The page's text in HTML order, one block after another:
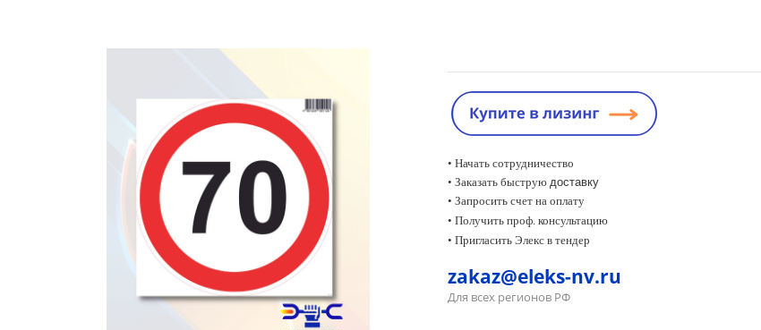
• Начать сотрудничество
• Заказать быструю доставку
• Запросить счет на оплату
• Получить проф. консультацию
• Пригласить Элекс в тендер
zakaz@eleks-nv.ru
Для всех регионов РФ